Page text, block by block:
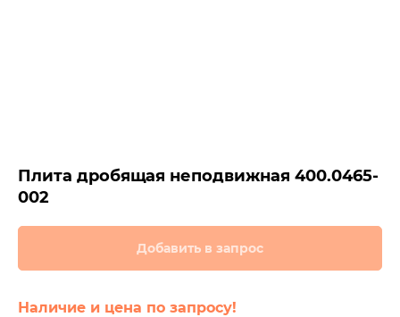
Плита дробящая неподвижная 400.0465-
002
Добавить в запрос
Наличие и цена по запросу!